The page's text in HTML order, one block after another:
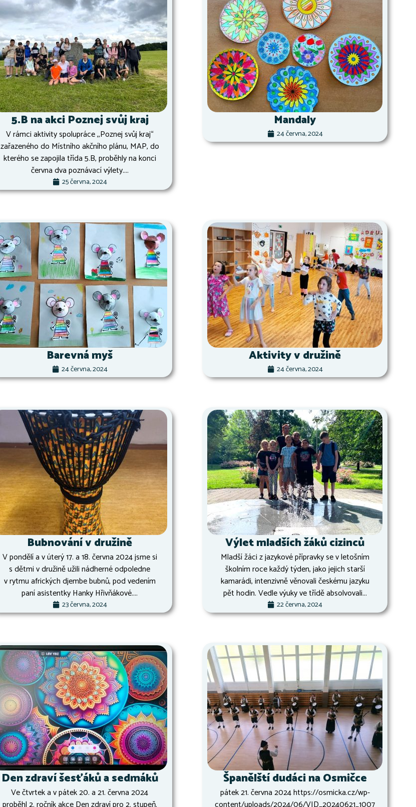
5.B na akci Poznej svůj kraj
V rámci aktivity spolupráce ,,Poznej svůj kraj“
zařazeného do Místního akčního plánu, MAP, do
kterého se zapojila třída 5.B, proběhly na konci
června dva poznávací výlety....
25 června, 2024
Mandaly
24 června, 2024
Barevná myš
24 června, 2024
Aktivity v družině
24 června, 2024
Bubnování v družině
V pondělí a v úterý 17. a 18. června 2024 jsme si
s dětmi v družině užili nádherné odpoledne
v rytmu afrických djembe bubnů, pod vedením
paní asistentky Hanky Hřivňákové....
23 června, 2024
Výlet mladších žáků cizinců
Mladší žáci z jazykové přípravky se v letošním
školním roce každý týden, jako jejich starší
kamarádi, intenzivně věnovali českému jazyku
pět hodin. Vedle výuky ve třídě absolvovali...
22 června, 2024
Den zdraví šesťáků a sedmáků
Ve čtvrtek a v pátek 20. a 21. června 2024
Španělští dudáci na Osmičce
pátek 21. června 2024 https://osmicka.cz/wp-